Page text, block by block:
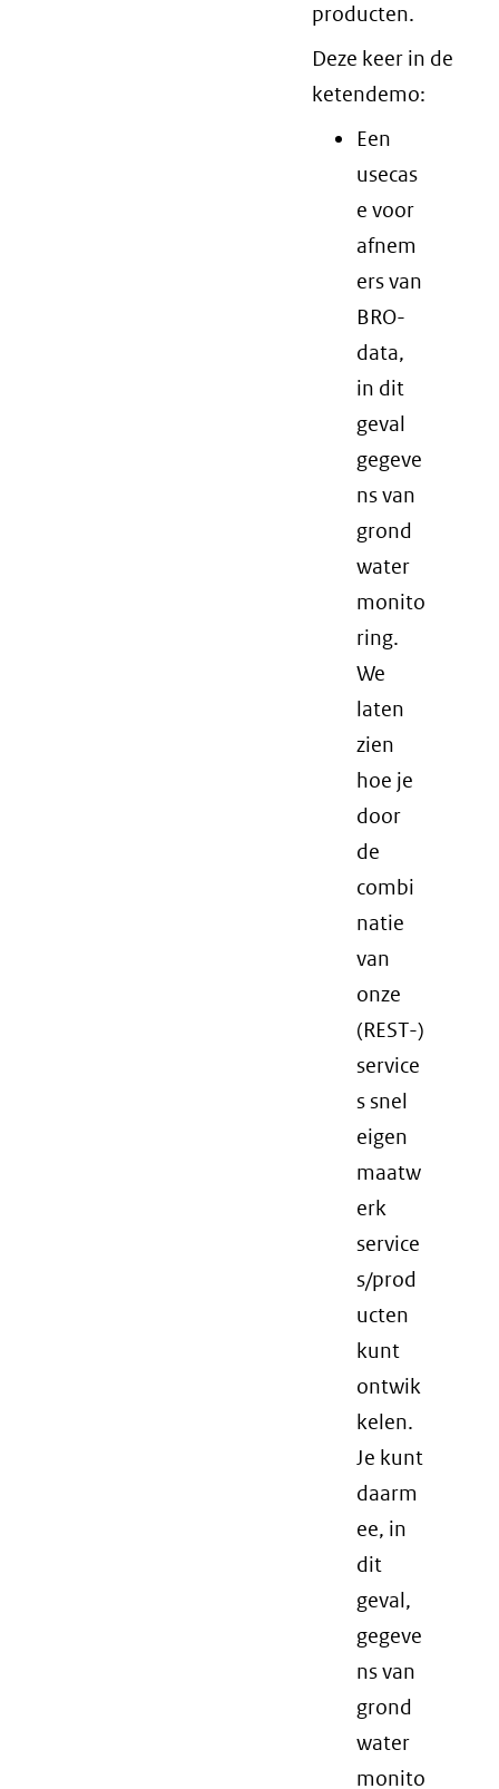
producten.
Deze keer in de
ketendemo:
Een
usecas
e voor
afnem
ers van
BRO-
data,
in dit
geval
gegeve
ns van
grond
water
monito
ring.
We
laten
zien
hoe je
door
de
combi
natie
van
onze
(REST-)
service
s snel
eigen
maatw
erk
service
s/prod
ucten
kunt
ontwik
kelen.
Je kunt
daarm
ee, in
dit
geval,
gegeve
ns van
grond
water
monito